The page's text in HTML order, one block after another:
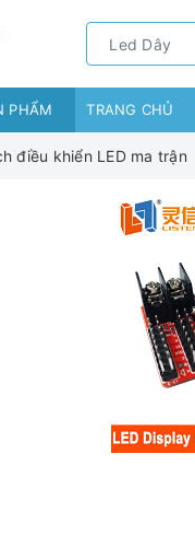
PHẨM TRANG CHỦ
điều khiển LED ma trận